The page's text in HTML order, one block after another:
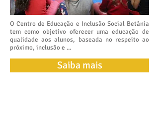
O Centro de Educação e Inclusão Social Betânia
tem como objetivo oferecer uma educação de
qualidade aos alunos, baseada no respeito ao
próximo, inclusão e ...
Saiba mais